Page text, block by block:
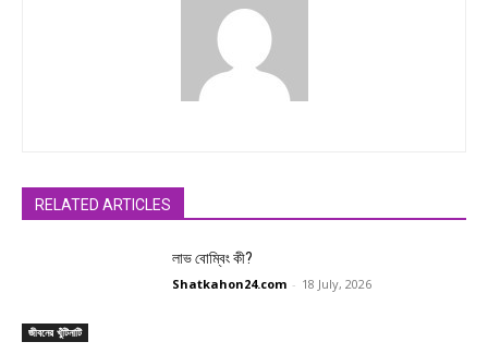
RELATED ARTICLES
জীবনের খুঁটিনাটি
লাভ বোম্বিং কী?
Shatkahon24.com - 18 July, 2026